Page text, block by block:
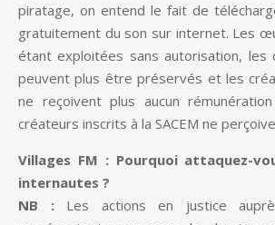
piratage, on entend le fait de
gratuitement du son sur internet. Les
étant exploitées sans autorisation, les
peuvent plus être préservés et les
ne reçoivent plus aucun
créateurs inscrits à la SACEM ne
Villages FM : Pourquoi attaquez-
internautes ?
NB :Les actions en justice